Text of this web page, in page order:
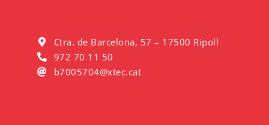
Ctra. de Barcelona, 57 – 17500 Ripoll
972 70 11 50
b7005704@xtec.cat